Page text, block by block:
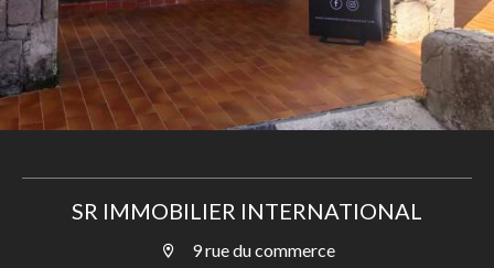
SR IMMOBILIER INTERNATIONAL
9 rue du commerce